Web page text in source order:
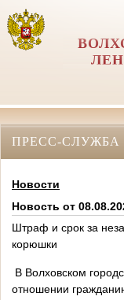
ПРЕСС-СЛУЖБА
Новости
Новость от
Штраф и срок за
корюшки
В Волховском
отношении